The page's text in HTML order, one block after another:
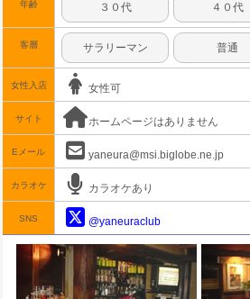
年齢 ３０代 ４０代
客層 サラリーマン 普通
女性入店 女性可
サイト ホームページはありません
Eメール yaneura@msi.biglobe.ne.jp
カラオケ カラオケあり
SNS @yaneuraclub